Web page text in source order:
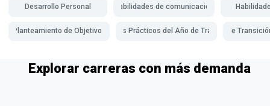
Desarrollo Personal Habilidades de comunicación
Planteamiento de ObjetivosEstudios Prácticos del Año de Transición
Año de
Explorar carreras con más demanda